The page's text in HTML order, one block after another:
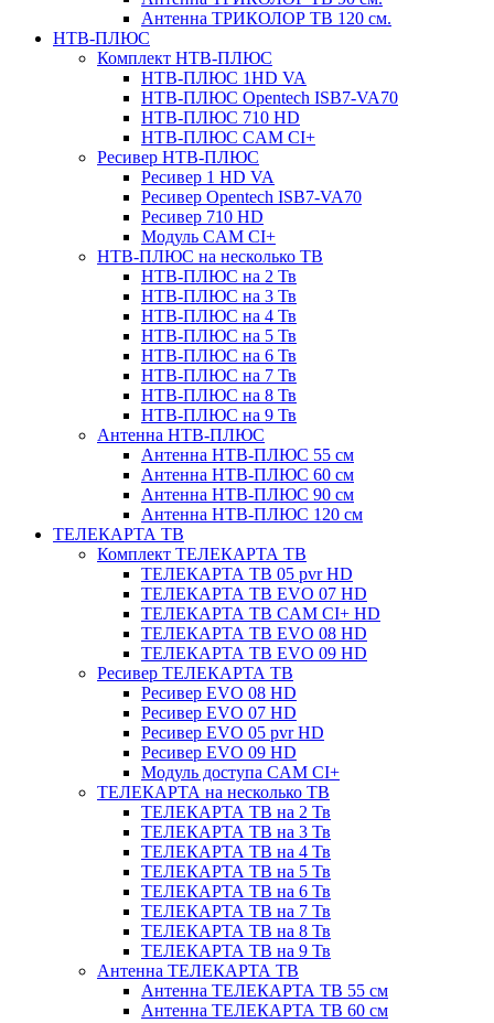
Антенна ТРИКОЛОР ТВ 120 см.
НТВ-ПЛЮС
Комплект НТВ-ПЛЮС
НТВ-ПЛЮС 1HD VA
НТВ-ПЛЮС Opentech ISB7-VA70
НТВ-ПЛЮС 710 HD
НТВ-ПЛЮС CAM CI+
Ресивер НТВ-ПЛЮС
Ресивер 1 HD VA
Ресивер Opentech ISB7-VA70
Ресивер 710 HD
Модуль CAM CI+
НТВ-ПЛЮС на несколько ТВ
НТВ-ПЛЮС на 2 Тв
НТВ-ПЛЮС на 3 Тв
НТВ-ПЛЮС на 4 Тв
НТВ-ПЛЮС на 5 Тв
НТВ-ПЛЮС на 6 Тв
НТВ-ПЛЮС на 7 Тв
НТВ-ПЛЮС на 8 Тв
НТВ-ПЛЮС на 9 Тв
Антенна НТВ-ПЛЮС
Антенна НТВ-ПЛЮС 55 см
Антенна НТВ-ПЛЮС 60 см
Антенна НТВ-ПЛЮС 90 см
Антенна НТВ-ПЛЮС 120 см
ТЕЛЕКАРТА ТВ
Комплект ТЕЛЕКАРТА ТВ
ТЕЛЕКАРТА ТВ 05 pvr HD
ТЕЛЕКАРТА ТВ EVO 07 HD
ТЕЛЕКАРТА ТВ CAM CI+ HD
ТЕЛЕКАРТА ТВ EVO 08 HD
ТЕЛЕКАРТА ТВ EVO 09 HD
Ресивер ТЕЛЕКАРТА ТВ
Ресивер EVO 08 HD
Ресивер EVO 07 HD
Ресивер EVO 05 pvr HD
Ресивер EVO 09 HD
Модуль доступа CAM CI+
ТЕЛЕКАРТА на несколько ТВ
ТЕЛЕКАРТА ТВ на 2 Тв
ТЕЛЕКАРТА ТВ на 3 Тв
ТЕЛЕКАРТА ТВ на 4 Тв
ТЕЛЕКАРТА ТВ на 5 Тв
ТЕЛЕКАРТА ТВ на 6 Тв
ТЕЛЕКАРТА ТВ на 7 Тв
ТЕЛЕКАРТА ТВ на 8 Тв
ТЕЛЕКАРТА ТВ на 9 Тв
Антенна ТЕЛЕКАРТА ТВ
Антенна ТЕЛЕКАРТА ТВ 55 см
Антенна ТЕЛЕКАРТА ТВ 60 см